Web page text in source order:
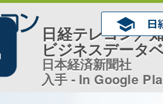
日経テレコン／
ビジネスデータ
日本経済新聞社
入手 - In Google